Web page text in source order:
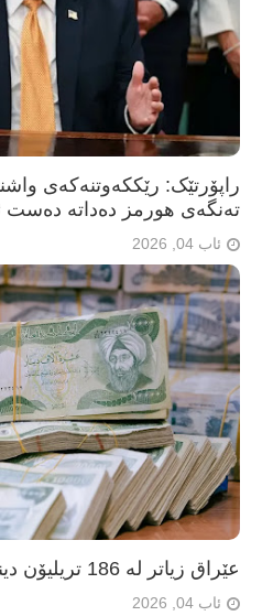
راپۆرتێک: رێککەوتنەکەی
تەنگەی هورمز دەداتە دەست
ئاب 04, 2026
عێراق زیاتر لە 186 تریلیۆن دینار قەرزدارە
ئاب 04, 2026